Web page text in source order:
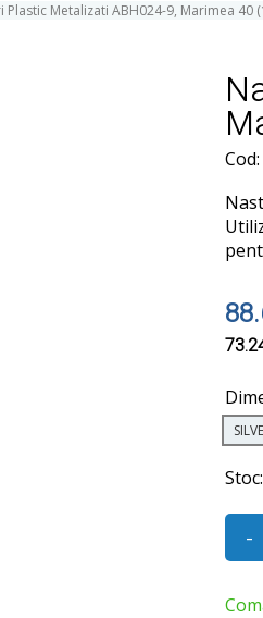
Plastic Metalizati ABH024-9, Marimea 40
Stoc:
-